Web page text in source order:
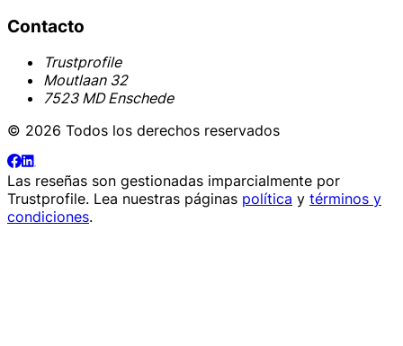
Contacto
Trustprofile
Moutlaan 32
7523 MD Enschede
© 2026 Todos los derechos reservados
Las reseñas son gestionadas imparcialmente por
Trustprofile. Lea nuestras páginas política y términos y
condiciones.